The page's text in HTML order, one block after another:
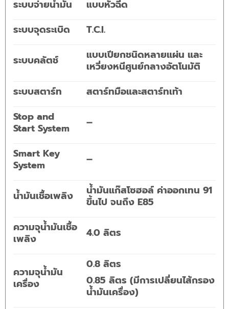
ระบบจ่ายน้ำมัน
แบบหัวฉีด
ระบบจุดระเบิด
T.C.I.
ระบบคลัตช์
แบบเปียกชนิดหลายแผ่น และ
เหวี่ยงหนีศูนย์กลางอัตโนมัติ
ระบบสตาร์ท
สตาร์ทมือและสตาร์ทเท้า
Stop and
Start System
–
Smart Key
System
–
น้ำมันเชื้อเพลิง
น้ำมันแก๊สโซฮอล์ ค่าออกเทน 91
ขึ้นไป จนถึง E85
ความจุน้ำมันเชื้อ
เพลิง
4.0 ลิตร
ความจุน้ำมัน
เครื่อง
0.8 ลิตร
0.85 ลิตร (มีการเปลี่ยนไส้กรอง
น้ำมันเครื่อง)